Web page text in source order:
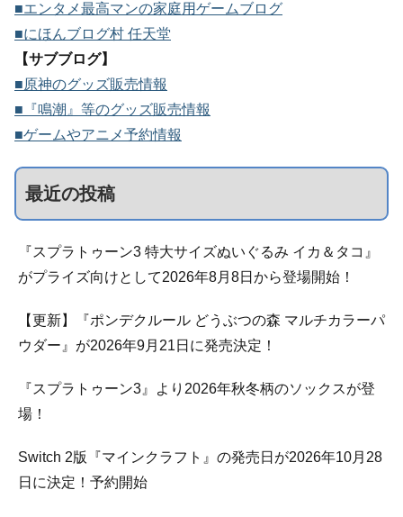
■エンタメ最高マンの家庭用ゲームブログ
■にほんブログ村 任天堂
【サブブログ】
■原神のグッズ販売情報
■『鳴潮』等のグッズ販売情報
■ゲームやアニメ予約情報
最近の投稿
『スプラトゥーン3 特大サイズぬいぐるみ イカ＆タコ』
がプライズ向けとして2026年8月8日から登場開始！
【更新】『ポンデクルール どうぶつの森 マルチカラーパ
ウダー』が2026年9月21日に発売決定！
『スプラトゥーン3』より2026年秋冬柄のソックスが登
場！
Switch 2版『マインクラフト』の発売日が2026年10月28
日に決定！予約開始